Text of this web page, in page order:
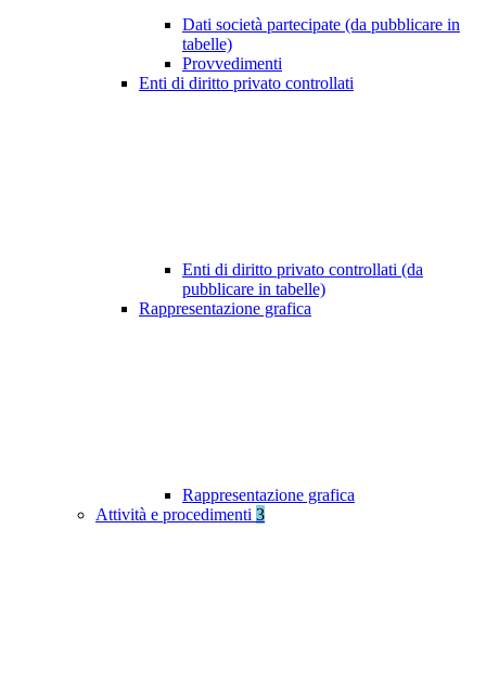
Dati società partecipate (da pubblicare in
tabelle)
Provvedimenti
Enti di diritto privato controllati
Enti di diritto privato controllati (da
pubblicare in tabelle)
Rappresentazione grafica
Rappresentazione grafica
Attività e procedimenti 3